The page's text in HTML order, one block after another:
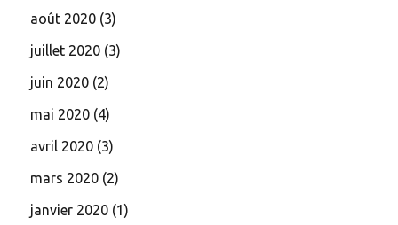
août 2020 (3)
juillet 2020 (3)
juin 2020 (2)
mai 2020 (4)
avril 2020 (3)
mars 2020 (2)
janvier 2020 (1)